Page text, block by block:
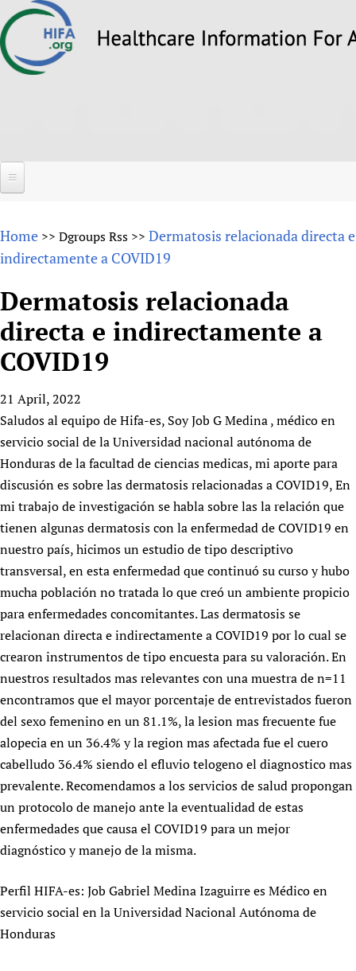
to
About
Why HIFA is needed
Vision and Strategy
HIFA, Universal Health Coverage and Human Rights
Achievements
Testimonials
HIFA Voices database
HIFA & global health CoPs
Publications
HIFA (Healthcare Information For All)
How to use the HIFA forums
CHIFA (child health and rights)
HIFA-French
HIFA-Portuguese
HIFA-Spanish
HIFA-Zambia 2011-2024
Projects
New! SPOTLIGHTS
mHealth
Open access
Substance use disorders
*Sponsorship opportunities
Citizens, Parents and Children
Evidence-Informed Policy and Practice
Library and Information Services
Community Health Workers
Multilingualism
Prescribers and users of medicines
Evaluating Impact
Mobile HIFA (mHIFA)
*Completed projects
Access to Health Research
Astana Declaration+
Communicating health research
COVID-19
Essential Health Services and COVID-19
Family Planning
Health Partnerships
Learning for Quality Health Services
Newborn Care
People
Country representatives
List view
Fundraising Working Group
Main Steering Group
Members
Partnerships and Projects
Social Media Working Group
Staff
Volunteers
Support
Collaborate
Contact us
Donate
HIFA Appeal
How you can help
Link to us
Partners
Supporting Organisations
List view
News
Forum Messages
Join
Join HIFA
Join CHIFA (child health and rights)
Junte-se ao HIFA-Portuguese
Rejoignez HIFA-Français
Únase a HIFA-Español
Home >> Dgroups Rss >> Dermatosis relacionada directa e
indirectamente a COVID19
Dermatosis relacionada
directa e indirectamente a
COVID19
21 April, 2022
Saludos al equipo de Hifa-es, Soy Job G Medina , médico en
servicio social de la Universidad nacional autónoma de
Honduras de la facultad de ciencias medicas, mi aporte para
discusión es sobre las dermatosis relacionadas a COVID19, En
mi trabajo de investigación se habla sobre las la relación que
tienen algunas dermatosis con la enfermedad de COVID19 en
nuestro país, hicimos un estudio de tipo descriptivo
transversal, en esta enfermedad que continuó su curso y hubo
mucha población no tratada lo que creó un ambiente propicio
para enfermedades concomitantes. Las dermatosis se
relacionan directa e indirectamente a COVID19 por lo cual se
crearon instrumentos de tipo encuesta para su valoración. En
nuestros resultados mas relevantes con una muestra de n=11
encontramos que el mayor porcentaje de entrevistados fueron
del sexo femenino en un 81.1%, la lesion mas frecuente fue
alopecia en un 36.4% y la region mas afectada fue el cuero
cabelludo 36.4% siendo el efluvio telogeno el diagnostico mas
prevalente. Recomendamos a los servicios de salud propongan
un protocolo de manejo ante la eventualidad de estas
enfermedades que causa el COVID19 para un mejor
diagnóstico y manejo de la misma.
Perfil HIFA-es: Job Gabriel Medina Izaguirre es Médico en
servicio social en la Universidad Nacional Autónoma de
Honduras